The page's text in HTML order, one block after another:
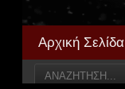
Αρχική Σελίδα